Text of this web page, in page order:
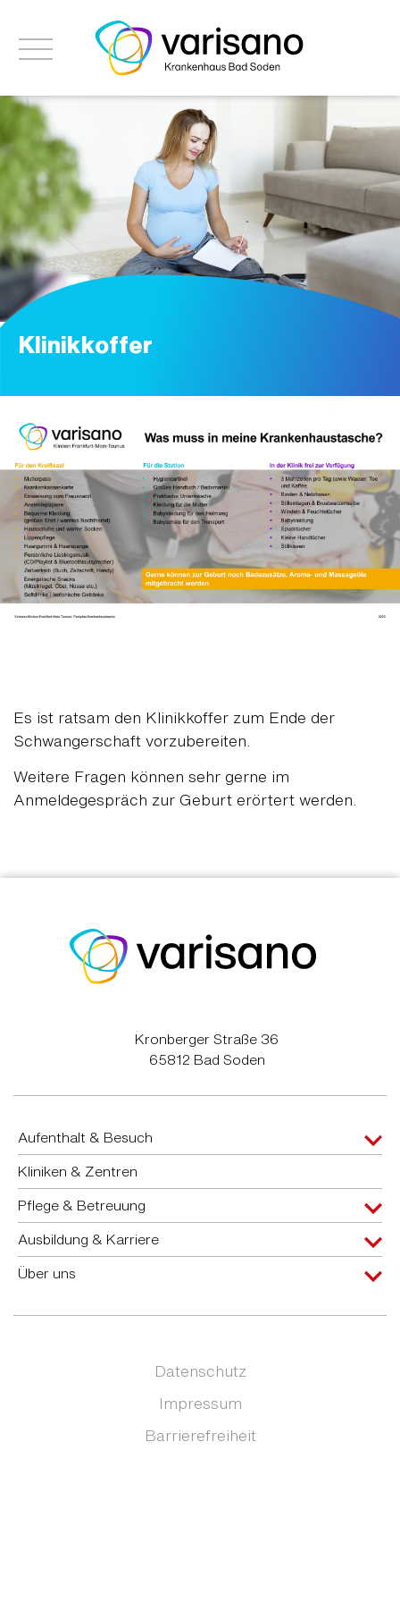
Klinikkoffer
Es ist ratsam den Klinikkoffer zum Ende der
Schwangerschaft vorzubereiten.
Weitere Fragen können sehr gerne im
Anmeldegespräch zur Geburt erörtert werden.
Kronberger Straße 36
65812 Bad Soden
Aufenthalt & Besuch
Kliniken & Zentren
Pflege & Betreuung
Ausbildung & Karriere
Über uns
Datenschutz
Impressum
Barrierefreiheit